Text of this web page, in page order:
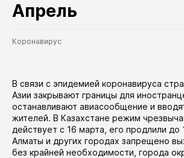
Апрель
Коронавирус
В связи с эпидемией коронавируса
Азии закрывают границы для
останавливают авиасообщение и
жителей. В Казахстане режим
действует с 16 марта, его продлили до
Алматы и других городах запрещено
без крайней необходимости, города